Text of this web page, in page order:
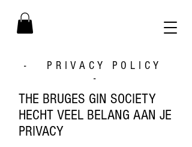
- PRIVACY POLICY
-
THE BRUGES GIN SOCIETY
HECHT VEEL BELANG AAN JE
PRIVACY